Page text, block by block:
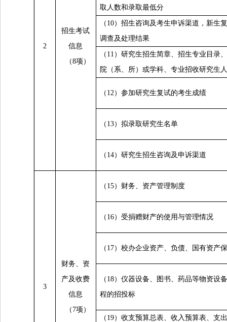
2
招生考试
信息
（8项）
取人数和录取最低分
（10）招生咨询及考生申诉渠道，新生
调查及处理结果
（11）研究生招生简章、招生专业目录
院（系、所）或学科、专业招收研究生
（12）参加研究生复试的考生成绩
（13）拟录取研究生名单
（14）研究生招生咨询及申诉渠道
3
财务、资
产及收费
信息
（7项）
（15）财务、资产管理制度
（16）受捐赠财产的使用与管理情况
（17）校办企业资产、负债、国有资产
（18）仪器设备、图书、药品等物资设
程的招投标
（19）收支预算总表、收入预算表、支